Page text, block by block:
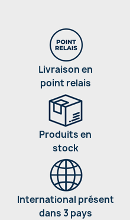
Livraison en
point relais
Produits en
stock
International présent
dans 3 pays